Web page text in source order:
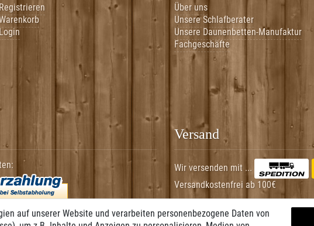
auf unserer Website und verarbeiten personenbezogene Daten von
Registrieren
Login
Über uns
Unsere Schlafberater
Unsere Daunenbetten-Manufaktur
Fachgeschäfte
Versand
Wir versenden mit ...
Versandkostenfrei ab 100€